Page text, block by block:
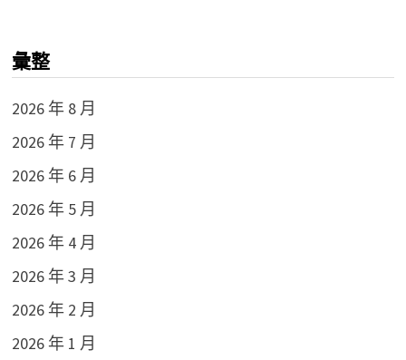
彙整
2026 年 8 月
2026 年 7 月
2026 年 6 月
2026 年 5 月
2026 年 4 月
2026 年 3 月
2026 年 2 月
2026 年 1 月